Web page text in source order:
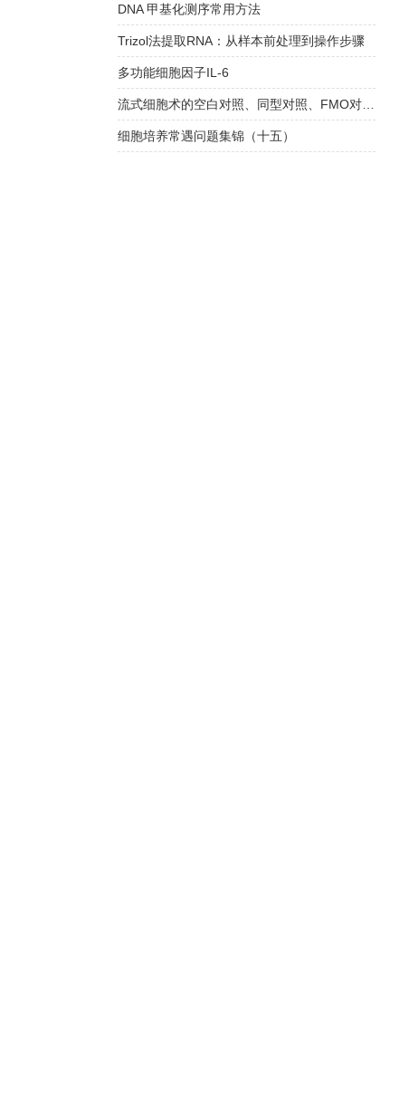
DNA 甲基化测序常用方法
Trizol法提取RNA：从样本前处理到操作步骤
多功能细胞因子IL-6
流式细胞术的空白对照、同型对照、FMO对照要怎么选？
细胞培养常遇问题集锦（十五）